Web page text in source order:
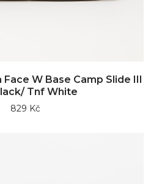
W Base Camp Slide III
Tnf White
829 Kč